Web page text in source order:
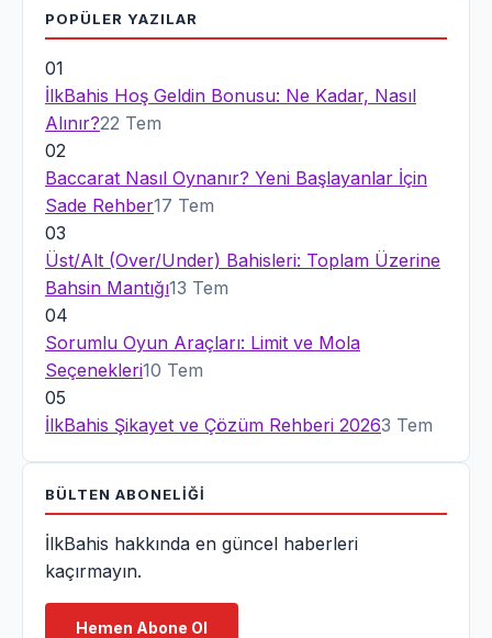
POPÜLER YAZILAR
01
İlkBahis Hoş Geldin Bonusu: Ne Kadar, Nasıl
Alınır?22 Tem
02
Baccarat Nasıl Oynanır? Yeni Başlayanlar İçin
Sade Rehber17 Tem
03
Üst/Alt (Over/Under) Bahisleri: Toplam Üzerine
Bahsin Mantığı13 Tem
04
Sorumlu Oyun Araçları: Limit ve Mola
Seçenekleri10 Tem
05
İlkBahis Şikayet ve Çözüm Rehberi 20263 Tem
BÜLTEN ABONELIĞI
İlkBahis hakkında en güncel haberleri
kaçırmayın.
Hemen Abone Ol